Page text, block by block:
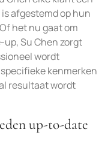
afgestemd op hun
het nu gaat om
Su Chen zorgt
wordt
kenmerken
resultaat wordt
up-to-date